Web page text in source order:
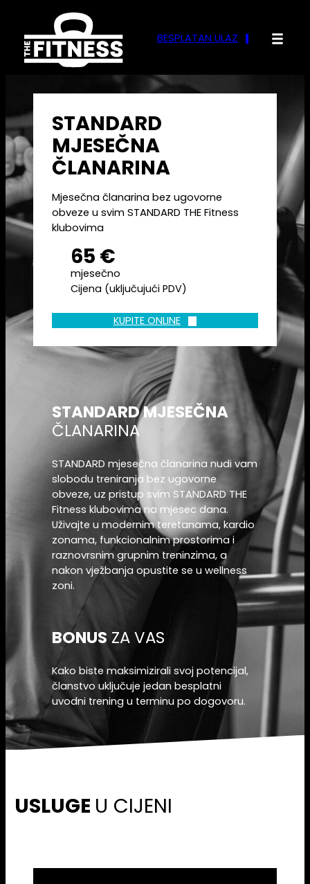
sadržaja
BESPLATAN ULAZ
STANDARD
MJESEČNA
ČLANARINA
Mjesečna članarina bez ugovorne
obveze u svim STANDARD THE Fitness
klubovima
65 €
mjesečno
Cijena (uključujući PDV)
KUPITE ONLINE
STANDARD MJESEČNA
ČLANARINA
STANDARD mjesečna članarina nudi vam
slobodu treniranja bez ugovorne
obveze, uz pristup svim STANDARD THE
Fitness klubovima na mjesec dana.
Uživajte u modernim teretanama, kardio
zonama, funkcionalnim prostorima i
raznovrsnim grupnim treninzima, a
nakon vježbanja opustite se u wellness
zoni.
BONUS ZA VAS
Kako biste maksimizirali svoj potencijal,
članstvo uključuje jedan besplatni
uvodni trening u terminu po dogovoru.
USLUGE U CIJENI